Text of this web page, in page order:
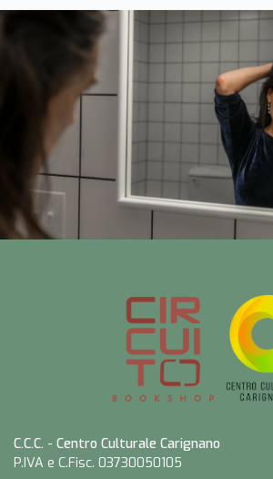
C.C.C. - Centro Culturale Carignano
P.IVA e C.Fisc. 03730050105